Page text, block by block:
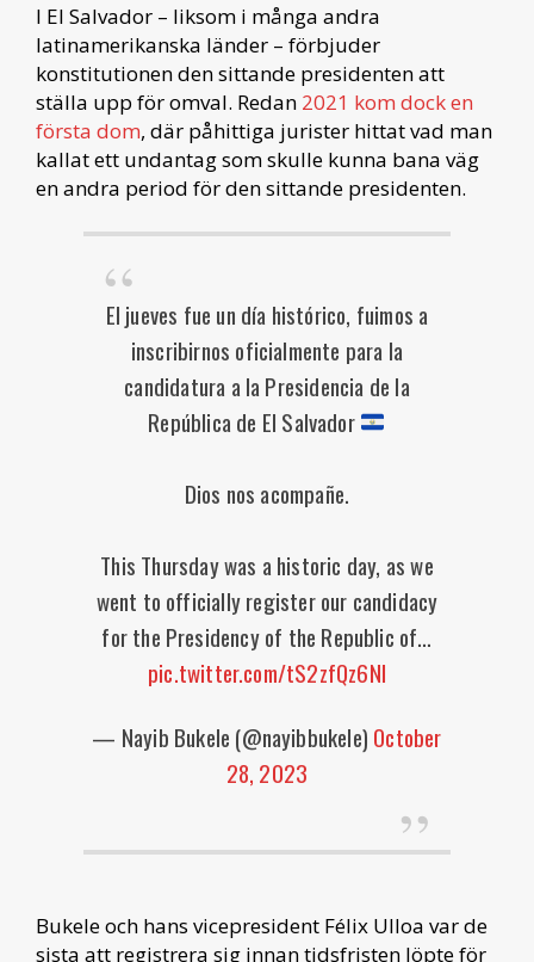
I El Salvador – liksom i många andra
latinamerikanska länder – förbjuder
konstitutionen den sittande presidenten att
ställa upp för omval. Redan 2021 kom dock en
första dom, där påhittiga jurister hittat vad man
kallat ett undantag som skulle kunna bana väg
en andra period för den sittande presidenten.
El jueves fue un día histórico, fuimos a
inscribirnos oficialmente para la
candidatura a la Presidencia de la
República de El Salvador
Dios nos acompañe.
This Thursday was a historic day, as we
went to officially register our candidacy
for the Presidency of the Republic of…
pic.twitter.com/tS2zfQz6Nl
— Nayib Bukele (@nayibbukele) October
28, 2023
Bukele och hans vicepresident Félix Ulloa var de
sista att registrera sig innan tidsfristen löpte för